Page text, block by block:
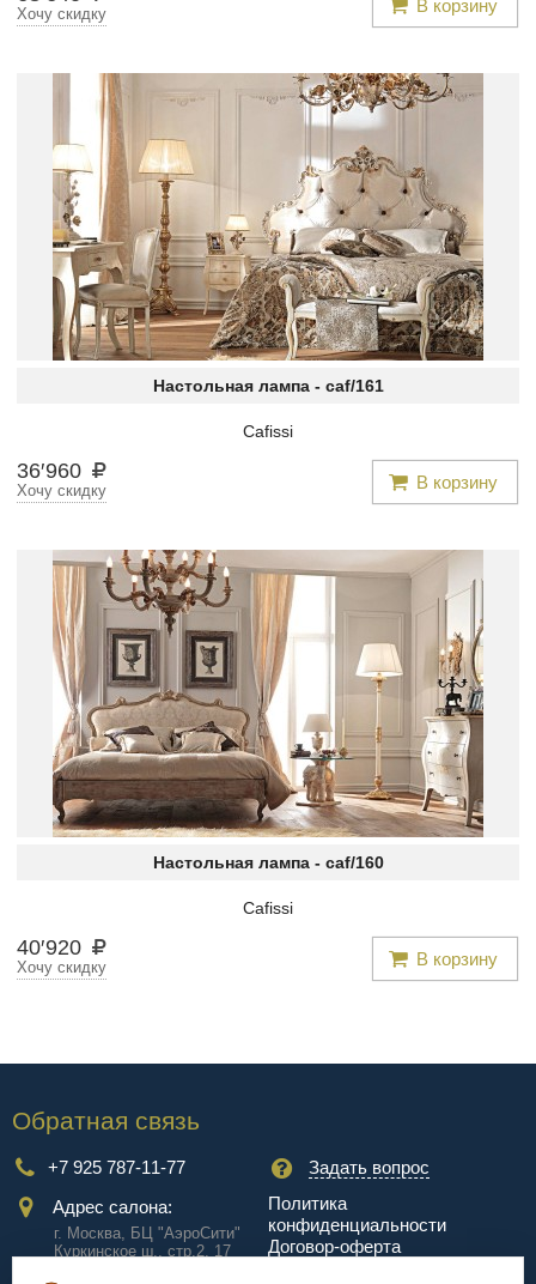
В корзину
Хочу скидку
Настольная лампа - caf/161
Cafissi
36′960 В корзину
Хочу скидку
Настольная лампа - caf/160
Cafissi
40′920 В корзину
Хочу скидку
Обратная связь
+7 925 787-11-77
Задать вопрос
Адрес салона:
г. Москва, БЦ "АэроCити"
Куркинское ш., стр.2, 17
Политика
конфиденциальности
Договор-оферта